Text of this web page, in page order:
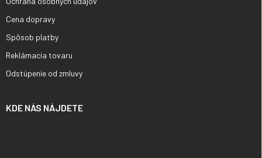
Cena dopravy
Spôsob platby
Reklámacia tovaru
Odstúpenie od zmluvy
KDE NÁS NÁJDETE